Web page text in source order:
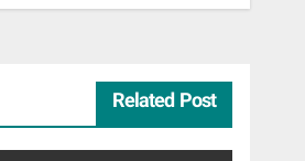
Related Post